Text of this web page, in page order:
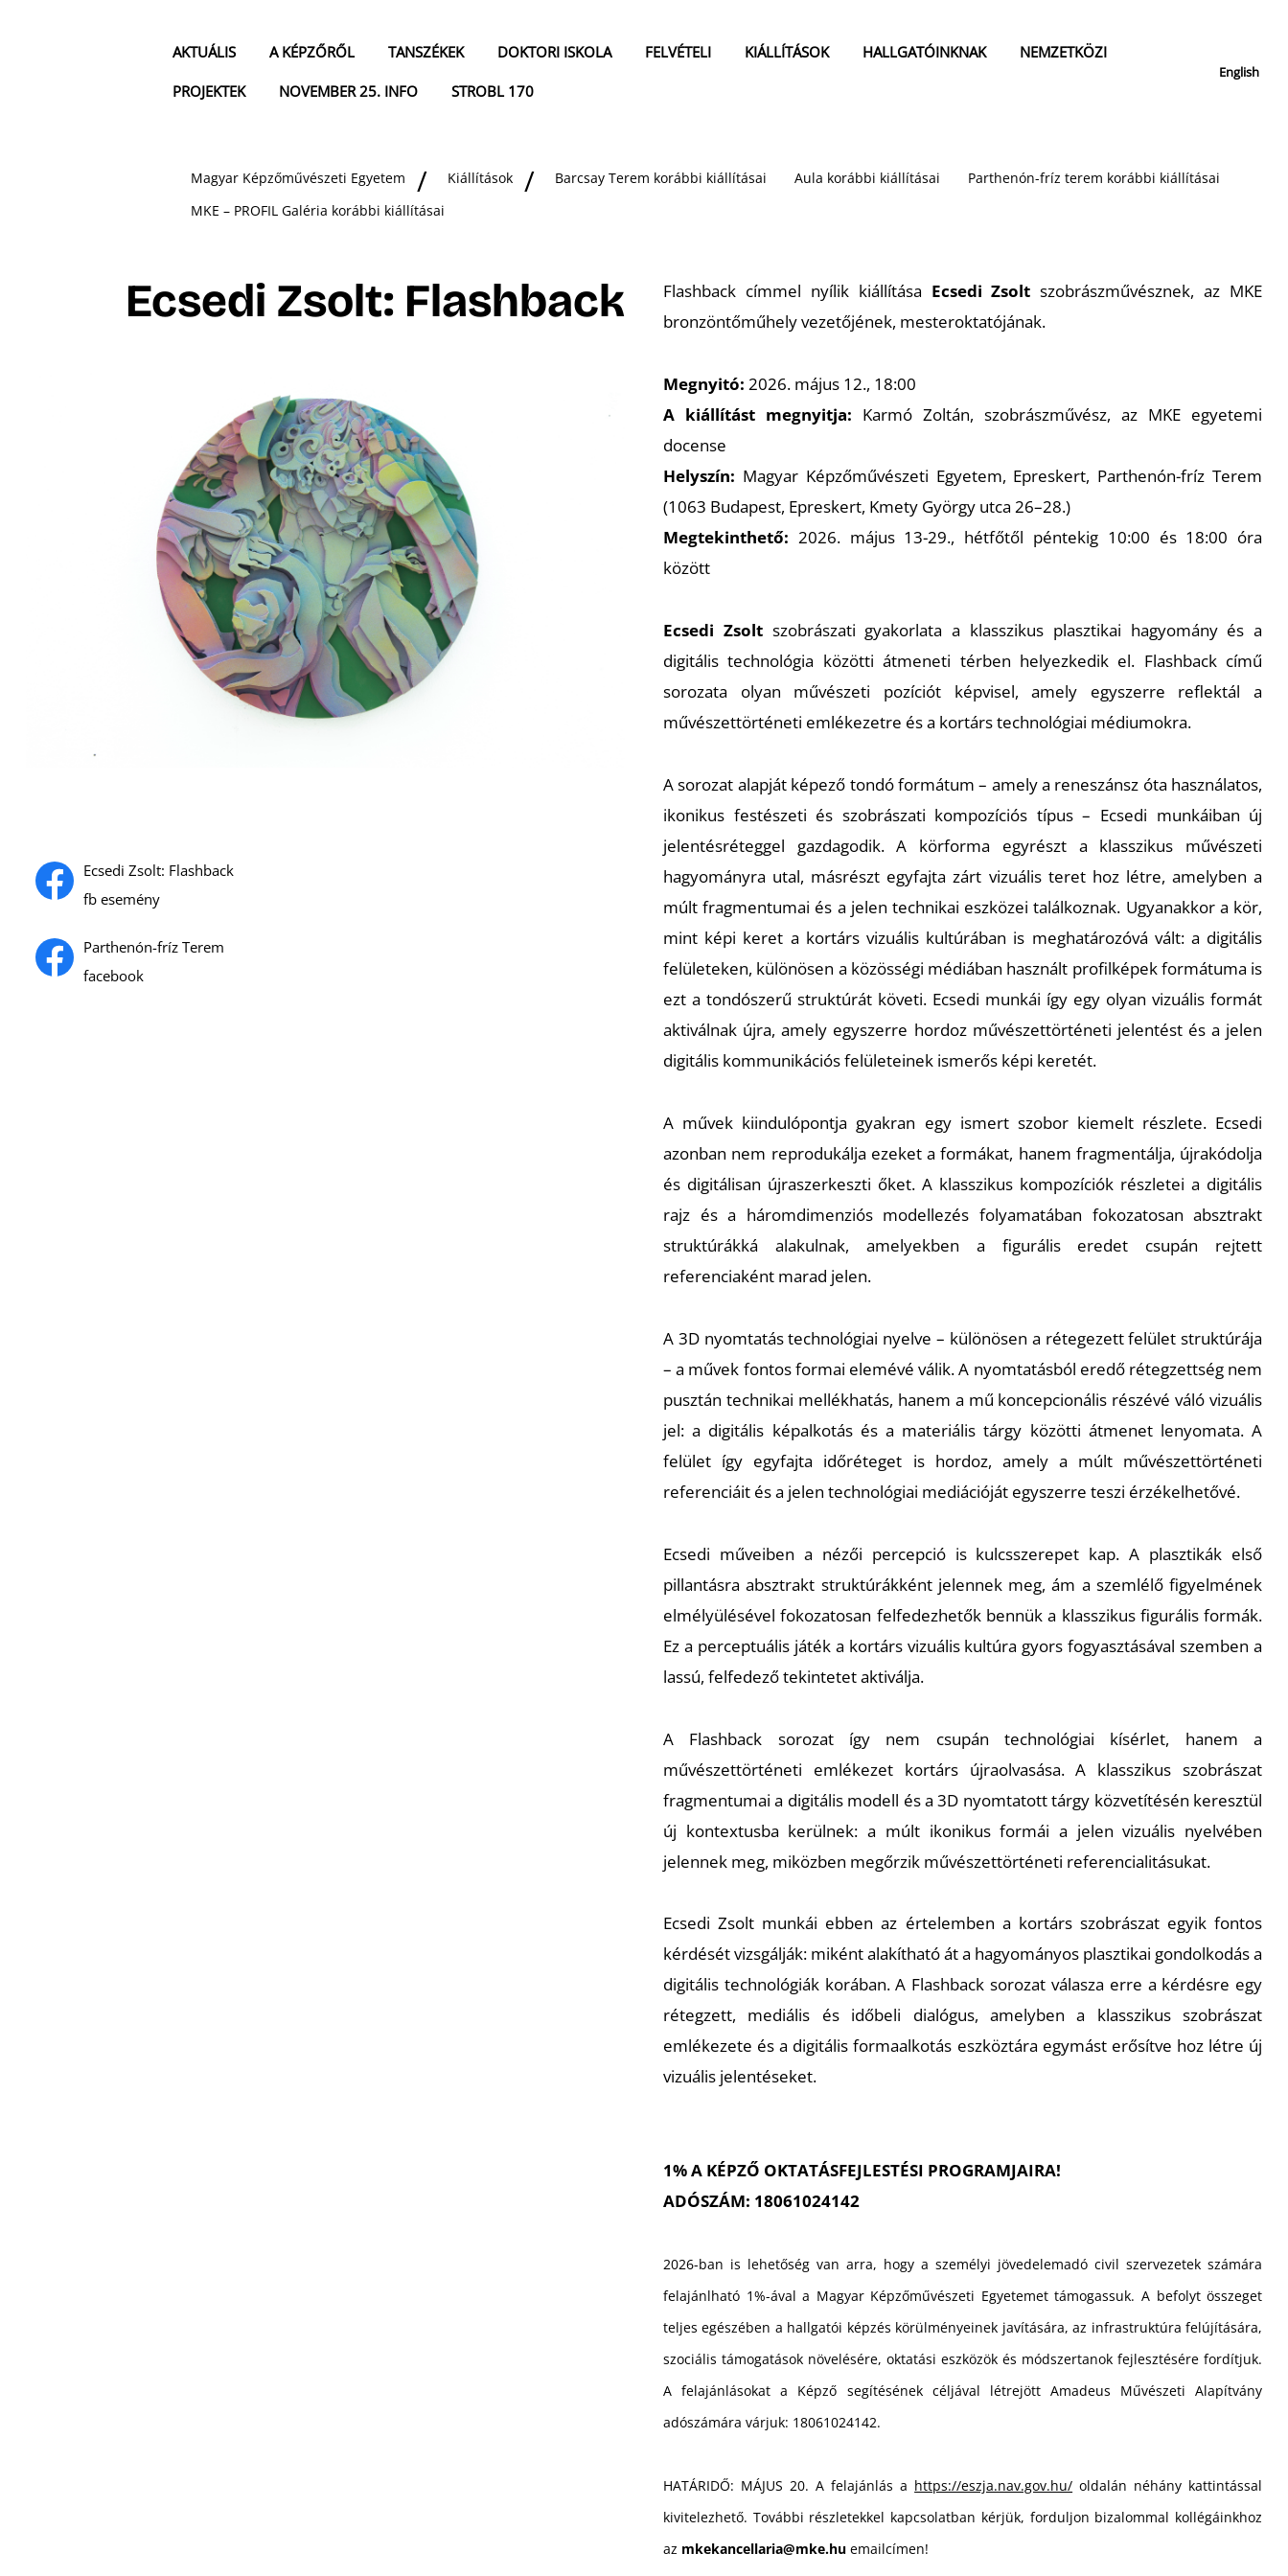
AKTUÁLIS A KÉPZŐRŐL TANSZÉKEK DOKTORI ISKOLA FELVÉTELI KIÁLLÍTÁSOK HALLGATÓINKNAK
NEMZETKÖZI
PROJEKTEK
NOVEMBER 25. INFO STROBL 170
English
Magyar Képzőművészeti Egyetem Kiállítások Barcsay Terem korábbi kiállításai Aula korábbi kiállításai
Parthenón-fríz terem korábbi kiállításai
MKE – PROFIL Galéria korábbi kiállításai
Ecsedi Zsolt: Flashback
Ecsedi Zsolt: Flashback
fb esemény
Parthenón-fríz Terem
facebook
Flashback címmel nyílik kiállítása Ecsedi Zsolt szobrászművésznek, az MKE
bronzöntőműhely vezetőjének, mesteroktatójának.
Megnyitó: 2026. május 12., 18:00
A kiállítást megnyitja: Karmó Zoltán, szobrászművész, az MKE egyetemi
docense
Helyszín: Magyar Képzőművészeti Egyetem, Epreskert, Parthenón-fríz Terem
(1063 Budapest, Epreskert, Kmety György utca 26–28.)
Megtekinthető: 2026. május 13-29., hétfőtől péntekig 10:00 és 18:00 óra
között
Ecsedi Zsoltszobrászati gyakorlata a klasszikus plasztikai hagyomány és a
digitális technológia közötti átmeneti térben helyezkedik el. Flashback című
sorozata olyan művészeti pozíciót képvisel, amely egyszerre reflektál a
művészettörténeti emlékezetre és a kortárs technológiai médiumokra.
A sorozat alapját képező tondó formátum – amely a reneszánsz óta használatos,
ikonikus festészeti és szobrászati kompozíciós típus – Ecsedi munkáiban új
jelentésréteggel gazdagodik. A körforma egyrészt a klasszikus művészeti
hagyományra utal, másrészt egyfajta zárt vizuális teret hoz létre, amelyben a
múlt fragmentumai és a jelen technikai eszközei találkoznak. Ugyanakkor a kör,
mint képi keret a kortárs vizuális kultúrában is meghatározóvá vált: a digitális
felületeken, különösen a közösségi médiában használt profilképek formátuma is
ezt a tondószerű struktúrát követi. Ecsedi munkái így egy olyan vizuális formát
aktiválnak újra, amely egyszerre hordoz művészettörténeti jelentést és a jelen
digitális kommunikációs felületeinek ismerős képi keretét.
A művek kiindulópontja gyakran egy ismert szobor kiemelt részlete. Ecsedi
azonban nem reprodukálja ezeket a formákat, hanem fragmentálja, újrakódolja
és digitálisan újraszerkeszti őket. A klasszikus kompozíciók részletei a digitális
rajz és a háromdimenziós modellezés folyamatában fokozatosan absztrakt
struktúrákká alakulnak, amelyekben a figurális eredet csupán rejtett
referenciaként marad jelen.
A 3D nyomtatás technológiai nyelve – különösen a rétegezett felület struktúrája
– a művek fontos formai elemévé válik. A nyomtatásból eredő rétegzettség nem
pusztán technikai mellékhatás, hanem a mű koncepcionális részévé váló vizuális
jel: a digitális képalkotás és a materiális tárgy közötti átmenet lenyomata. A
felület így egyfajta időréteget is hordoz, amely a múlt művészettörténeti
referenciáit és a jelen technológiai mediációját egyszerre teszi érzékelhetővé.
Ecsedi műveiben a nézői percepció is kulcsszerepet kap. A plasztikák első
pillantásra absztrakt struktúrákként jelennek meg, ám a szemlélő figyelmének
elmélyülésével fokozatosan felfedezhetők bennük a klasszikus figurális formák.
Ez a perceptuális játék a kortárs vizuális kultúra gyors fogyasztásával szemben a
lassú, felfedező tekintetet aktiválja.
A Flashback sorozat így nem csupán technológiai kísérlet, hanem a
művészettörténeti emlékezet kortárs újraolvasása. A klasszikus szobrászat
fragmentumai a digitális modell és a 3D nyomtatott tárgy közvetítésén keresztül
új kontextusba kerülnek: a múlt ikonikus formái a jelen vizuális nyelvében
jelennek meg, miközben megőrzik művészettörténeti referencialitásukat.
Ecsedi Zsolt munkái ebben az értelemben a kortárs szobrászat egyik fontos
kérdését vizsgálják: miként alakítható át a hagyományos plasztikai gondolkodás a
digitális technológiák korában. A Flashback sorozat válasza erre a kérdésre egy
rétegzett, mediális és időbeli dialógus, amelyben a klasszikus szobrászat
emlékezete és a digitális formaalkotás eszköztára egymást erősítve hoz létre új
vizuális jelentéseket.
1% A KÉPZŐ OKTATÁSFEJLESTÉSI PROGRAMJAIRA!
ADÓSZÁM: 18061024142
2026-ban is lehetőség van arra, hogy a személyi jövedelemadó civil szervezetek számára
felajánlható 1%-ával a Magyar Képzőművészeti Egyetemet támogassuk. A befolyt összeget
teljes egészében a hallgatói képzés körülményeinek javítására, az infrastruktúra felújítására,
szociális támogatások növelésére, oktatási eszközök és módszertanok fejlesztésére fordítjuk.
A felajánlásokat a Képző segítésének céljával létrejött Amadeus Művészeti Alapítvány
adószámára várjuk: 18061024142.
HATÁRIDŐ: MÁJUS 20. A felajánlás a https://eszja.nav.gov.hu/ oldalán néhány kattintással
kivitelezhető. További részletekkel kapcsolatban kérjük, forduljon bizalommal kollégáinkhoz
az mkekancellaria@mke.hu emailcímen!